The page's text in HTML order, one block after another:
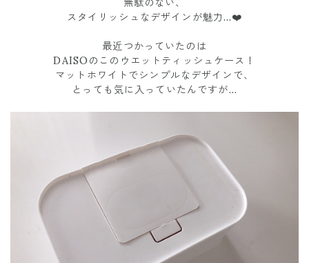
無駄のない、
スタイリッシュなデザインが魅力…❤️
最近つかっていたのは
DAISOのこのウエットティッシュケース！
マットホワイトでシンプルなデザインで、
とっても気に入っていたんですが…